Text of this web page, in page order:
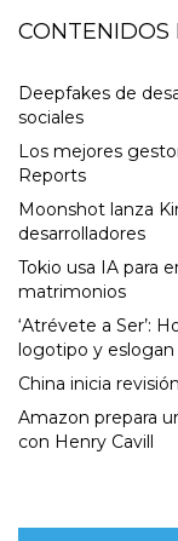
CONTENIDOS
Deepfakes de
sociales
Los mejores
Reports
Moonshot lanza
desarrolladores
Tokio usa IA para
matrimonios
‘Atrévete a Ser’:
logotipo y eslogan
China inicia
Amazon prepara
con Henry Cavill